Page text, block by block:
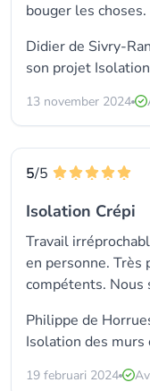
bouger les choses.
Didier de Sivry-
son projet
13 november 2024
5/5
Isolation Crépi
Travail
en personne. Très
compétents. Nous
Philippe de
Isolation des murs
19 februari 2024